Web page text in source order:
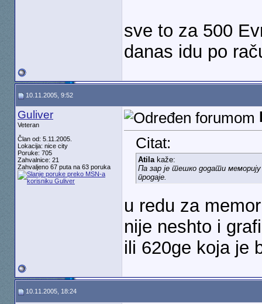
sve to za 500
danas idu po
10.11.2005, 9:52
Guliver
Veteran
Član od: 5.11.2005.
Lokacija: nice city
Poruke: 705
Zahvalnice: 21
Zahvaljeno 67 puta na 63 poruka
Citat:
Atilakaže:
Па зар је тешко додати меморију
продаје.
u redu za
nije neshto i
ili 620ge koja je
10.11.2005, 18:24